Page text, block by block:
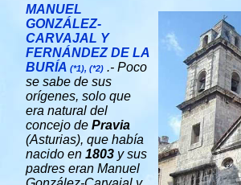
MANUEL
GONZÁLEZ-
CARVAJAL Y
FERNÁNDEZ DE LA
BURÍA (*1), (*2) .- Poco
se sabe de sus
orígenes, solo que
era natural del
concejo de Pravia
(Asturias), que había
nacido en 1803 y sus
padres eran Manuel